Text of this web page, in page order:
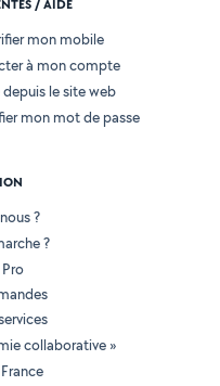
/ AIDE
mon mobile
à mon compte
depuis le site web
mon mot de passe
?
?
collaborative »